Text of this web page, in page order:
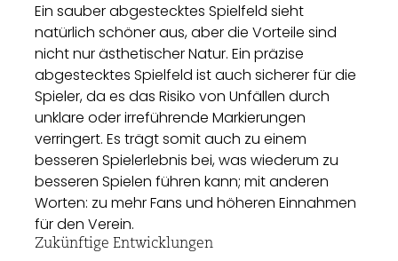
Ein sauber abgestecktes Spielfeld sieht
natürlich schöner aus, aber die Vorteile sind
nicht nur ästhetischer Natur. Ein präzise
abgestecktes Spielfeld ist auch sicherer für die
Spieler, da es das Risiko von Unfällen durch
unklare oder irreführende Markierungen
verringert. Es trägt somit auch zu einem
besseren Spielerlebnis bei, was wiederum zu
besseren Spielen führen kann; mit anderen
Worten: zu mehr Fans und höheren Einnahmen
für den Verein.
Zukünftige Entwicklungen